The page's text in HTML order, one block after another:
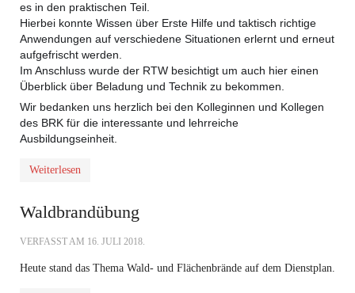
es in den praktischen Teil.
Hierbei konnte Wissen über Erste Hilfe und taktisch richtige
Anwendungen auf verschiedene Situationen erlernt und erneut
aufgefrischt werden.
Im Anschluss wurde der RTW besichtigt um auch hier einen
Überblick über Beladung und Technik zu bekommen.
Wir bedanken uns herzlich bei den Kolleginnen und Kollegen
des BRK für die interessante und lehrreiche
Ausbildungseinheit.
Weiterlesen
Waldbrandübung
VERFASST AM 16. JULI 2018.
Heute stand das Thema Wald- und Flächenbrände auf dem Dienstplan.